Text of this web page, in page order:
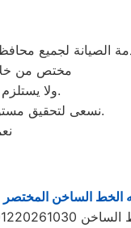
الصيانة لجميع
مختص من
ولا يستلزم نقل الجهاز من المنزل الا في حالات نادرة او اعطال كبيرة.
نسعى لتحقيق مستوى جديد من الإنجازات من خلال تحدي ومواجة طريقة تفكيرنا دائمًا.
الخط الساخن المختصر
توشيبا بلبيس لتحديد العطل واصلاحه بالمنزل